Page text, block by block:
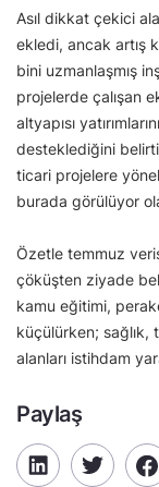
Asıl dikkat çekici
ekledi, ancak artış
bini uzmanlaşmış
projelerde çalışan
altyapısı
desteklediğini
ticari projelere
burada görülüyor
Özetle temmuz
çöküşten ziyade
kamu eğitimi,
küçülürken; sağlık,
alanları istihdam
Paylaş